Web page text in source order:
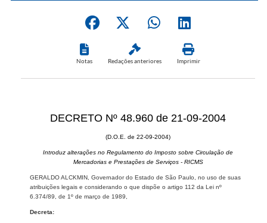
Notas Redações anteriores Imprimir
DECRETO Nº 48.960 de 21-09-2004
(D.O.E. de 22-09-2004)
Introduz alterações no Regulamento do Imposto sobre Circulação de
Mercadorias e Prestações de Serviços - RICMS
GERALDO ALCKMIN, Governador do Estado de São Paulo, no uso de suas
atribuições legais e considerando o que dispõe o artigo 112 da Lei nº
6.374/89, de 1º de março de 1989,
Decreta: